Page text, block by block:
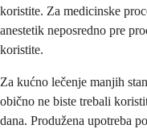
koristite. Za medicinske
anestetik neposredno pre
koristite.
Za kućno lečenje manjih
obično ne biste trebali
dana. Produžena upotreba